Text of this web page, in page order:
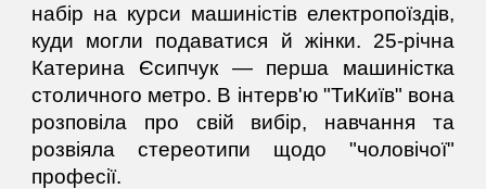
набір на курси машиністів електропоїздів,
куди могли подаватися й жінки. 25-річна
Катерина Єсипчук — перша машиністка
столичного метро. В інтерв'ю "ТиКиїв" вона
розповіла про свій вибір, навчання та
розвіяла стереотипи щодо "чоловічої"
професії.